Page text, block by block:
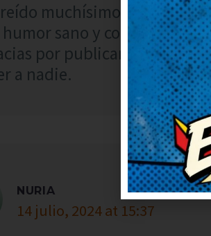
muchísimo con este
sano y con mucha
por publicarlo. Humor
a nadie.
NURIA
14 julio, 2024 at 15:37